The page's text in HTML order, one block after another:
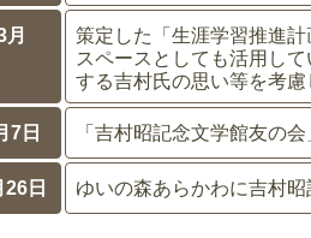
策定した「生涯学習推進
スペースとしても活用し
する吉村氏の思い等を考
7日 「吉村昭記念文学館友の
日 ゆいの森あらかわに吉村